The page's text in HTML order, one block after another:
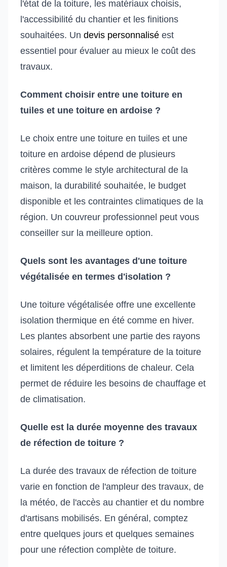
l'état de la toiture, les matériaux choisis,
l'accessibilité du chantier et les finitions
souhaitées. Un devis personnalisé est
essentiel pour évaluer au mieux le coût des
travaux.
Comment choisir entre une toiture en
tuiles et une toiture en ardoise ?
Le choix entre une toiture en tuiles et une
toiture en ardoise dépend de plusieurs
critères comme le style architectural de la
maison, la durabilité souhaitée, le budget
disponible et les contraintes climatiques de la
région. Un couvreur professionnel peut vous
conseiller sur la meilleure option.
Quels sont les avantages d'une toiture
végétalisée en termes d'isolation ?
Une toiture végétalisée offre une excellente
isolation thermique en été comme en hiver.
Les plantes absorbent une partie des rayons
solaires, régulent la température de la toiture
et limitent les déperditions de chaleur. Cela
permet de réduire les besoins de chauffage et
de climatisation.
Quelle est la durée moyenne des travaux
de réfection de toiture ?
La durée des travaux de réfection de toiture
varie en fonction de l'ampleur des travaux, de
la météo, de l'accès au chantier et du nombre
d'artisans mobilisés. En général, comptez
entre quelques jours et quelques semaines
pour une réfection complète de toiture.